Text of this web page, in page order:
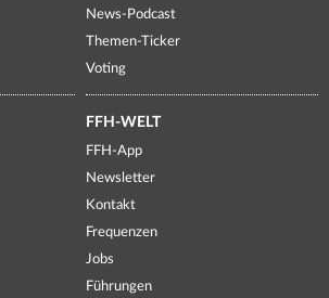
News-Podcast
Themen-Ticker
Voting
FFH-WELT
FFH-App
Newsletter
Kontakt
Frequenzen
Jobs
Führungen